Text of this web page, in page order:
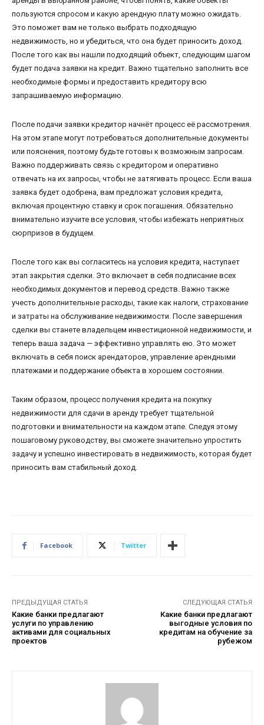
пользуются спросом и какую арендную плату можно ожидать.
Это поможет вам не только выбрать подходящую
недвижимость, но и убедиться, что она будет приносить доход.
После того как вы нашли подходящий объект, следующим шагом
будет подача заявки на кредит. Важно тщательно заполнить все
необходимые формы и предоставить кредитору всю
запрашиваемую информацию.
После подачи заявки кредитор начнёт процесс её рассмотрения.
На этом этапе могут потребоваться дополнительные документы
или пояснения, поэтому будьте готовы к возможным запросам.
Важно поддерживать связь с кредитором и оперативно
отвечать на их запросы, чтобы не затягивать процесс. Если ваша
заявка будет одобрена, вам предложат условия кредита,
включая процентную ставку и срок погашения. Обязательно
внимательно изучите все условия, чтобы избежать неприятных
сюрпризов в будущем.
После того как вы согласитесь на условия кредита, наступает
этап закрытия сделки. Это включает в себя подписание всех
необходимых документов и перевод средств. Важно также
учесть дополнительные расходы, такие как налоги, страхование
и затраты на обслуживание недвижимости. После завершения
сделки вы станете владельцем инвестиционной недвижимости, и
теперь ваша задача — эффективно управлять ею. Это может
включать в себя поиск арендаторов, управление арендными
платежами и поддержание объекта в хорошем состоянии.
Таким образом, процесс получения кредита на покупку
недвижимости для сдачи в аренду требует тщательной
подготовки и внимательности на каждом этапе. Следуя этому
пошаговому руководству, вы сможете значительно упростить
задачу и успешно инвестировать в недвижимость, которая будет
приносить вам стабильный доход.
Facebook Twitter
ПРЕДЫДУЩАЯ СТАТЬЯ
Какие банки предлагают
услуги по управлению
активами для социальных
проектов
СЛЕДУЮЩАЯ СТАТЬЯ
Какие банки предлагают
выгодные условия по
кредитам на обучение за
рубежом